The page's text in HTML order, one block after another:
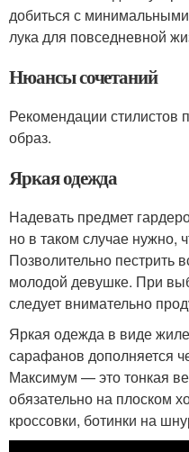
добиться с
лука для повседневной
Нюансы сочетаний
Рекомендации стилистов
образ.
Яркая одежда
Надевать предмет
но в таком случае нужно,
Позволительно пестрить
молодой девушке. При
следует внимательно
Яркая одежда в виде
сарафанов дополняется
Максимум — это тонкая
обязательно на плоском
кроссовки, ботинки на